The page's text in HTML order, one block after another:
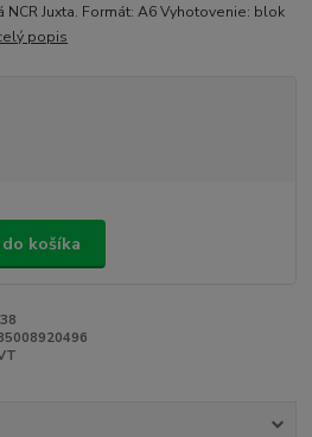
Juxta. Formát: A6 Vyhotovenie: blok
popis
košíka